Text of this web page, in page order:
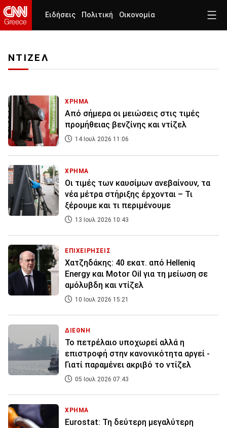
Ειδήσεις Πολιτική Οικονομία
ΝΤΙΖΕΛ
ΧΡΗΜΑ
Από σήμερα οι μειώσεις στις τιμές
προμήθειας βενζίνης και ντίζελ
14 Ιουλ 2026 11:06
ΧΡΗΜΑ
Οι τιμές των καυσίμων ανεβαίνουν, τα
νέα μέτρα στήριξης έρχονται – Τι
ξέρουμε και τι περιμένουμε
13 Ιουλ 2026 10:43
ΕΠΙΧΕΙΡΗΣΕΙΣ
Χατζηδάκης: 40 εκατ. από Helleniq
Energy και Motor Oil για τη μείωση σε
αμόλυβδη και ντίζελ
10 Ιουλ 2026 15:21
ΔΙΕΘΝΗ
Το πετρέλαιο υποχωρεί αλλά η
επιστροφή στην κανονικότητα αργεί -
Γιατί παραμένει ακριβό το ντίζελ
05 Ιουλ 2026 07:43
ΧΡΗΜΑ
Eurostat: Τη δεύτερη μεγαλύτερη